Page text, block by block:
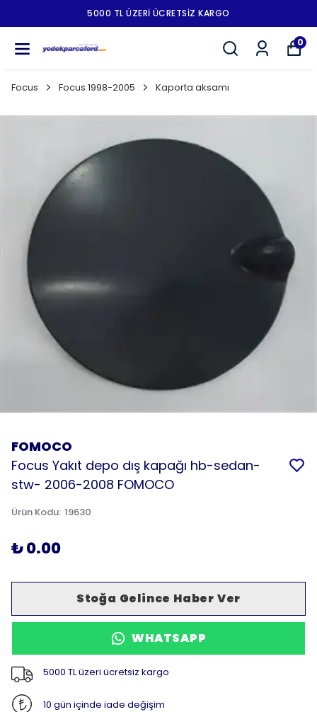
5000 TL ÜZERI ÜCRETSIZ KARGO
0
Focus Focus 1998-2005 Kaporta aksamı
FOMOCO
Focus Yakıt depo dış kapağı hb-sedan-
stw- 2006-2008 FOMOCO
Ürün Kodu: 19630
₺ 0.00
Stoğa Gelince Haber Ver
WHATSAPP
5000 TL üzeri ücretsiz kargo
10 gün içinde iade değişim